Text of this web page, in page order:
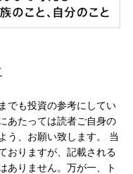
でも投資の参考にしてい
あたっては読者ご自身の
う、お願い致します。 当
おりますが、記載される
ありません。万が一、ト